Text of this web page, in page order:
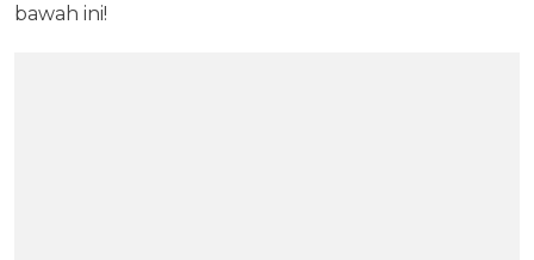
bawah ini!